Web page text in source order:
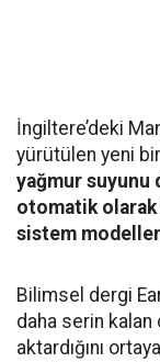
İngiltere’deki
yürütülen yeni
yağmur suyunu
otomatik olarak
sistem
Bilimsel dergi
daha serin kalan
aktardığını